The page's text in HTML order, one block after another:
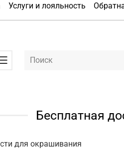
Услуги и лояльность
Бесплатная
для окрашивания